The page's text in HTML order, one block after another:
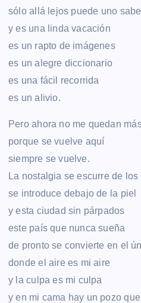
sólo allá lejos puede uno
y es una linda vacación
es un rapto de imágenes
es un alegre diccionario
es una fácil recorrida
es un alivio.
Pero ahora no me quedan
porque se vuelve aquí
siempre se vuelve.
La nostalgia se escurre de los
se introduce debajo de la piel
y esta ciudad sin párpados
este país que nunca sueña
de pronto se convierte en el
donde el aire es mi aire
y la culpa es mi culpa
y en mi cama hay un pozo